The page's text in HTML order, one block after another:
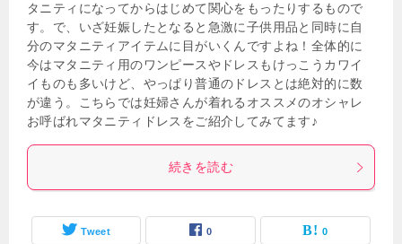
タニティになってからはじめて関心をもったりするもので
す。で、いざ妊娠したとなると急激に子供用品と同時に自
分のマタニティアイテムに目がいくんですよね！全体的に
今はマタニティ用のワンピースやドレスもけっこうカワイ
イものも多いけど、やっぱり普通のドレスとは絶対的に数
が違う。こちらでは妊婦さんが着れるオススメのオシャレ
お呼ばれマタニティドレスをご紹介してみてます♪
続きを読む
Tweet 0 0